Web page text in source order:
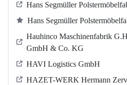
Hans Segmüller
Hans Segmüller
Hauhinco Maschinenfabrik
GmbH & Co. KG
HAVI Logistics GmbH
HAZET-WERK Hermann